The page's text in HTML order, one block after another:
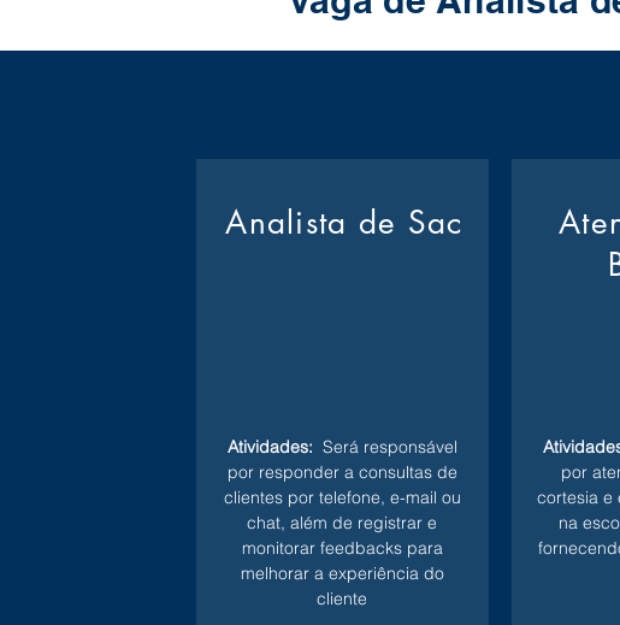
Analista de Sac
Atividades: Será responsável
por responder a consultas de
clientes por telefone, e-mail ou
chat, além de registrar e
monitorar feedbacks para
melhorar a experiência do
cliente
por
cortesia e
na